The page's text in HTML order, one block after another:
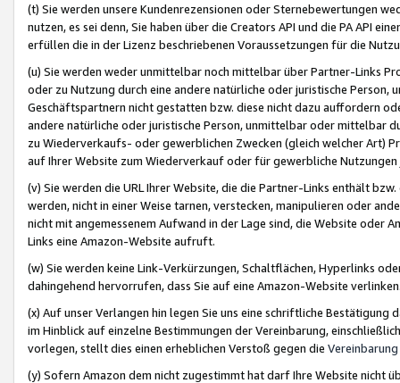
(t) Sie werden unsere Kundenrezensionen oder Sternebewertungen
nutzen, es sei denn, Sie haben über die Creators API und die PA API
erfüllen die in der Lizenz beschriebenen Voraussetzungen für die
(u) Sie werden weder unmittelbar noch mittelbar über Partner-Links
oder zu Nutzung durch eine andere natürliche oder juristische
Geschäftspartnern nicht gestatten bzw. diese nicht dazu auffordern
andere natürliche oder juristische Person, unmittelbar oder mittelbar
zu Wiederverkaufs- oder gewerblichen Zwecken (gleich welcher Art)
auf Ihrer Website zum Wiederverkauf oder für gewerbliche
(v) Sie werden die URL Ihrer Website, die die Partner-Links enthält
werden, nicht in einer Weise tarnen, verstecken, manipulieren oder
nicht mit angemessenem Aufwand in der Lage sind, die Website oder
Links eine Amazon-Website aufruft.
(w) Sie werden keine Link-Verkürzungen, Schaltflächen, Hyperlinks
dahingehend hervorrufen, dass Sie auf eine Amazon-Website
(x) Auf unser Verlangen hin legen Sie uns eine schriftliche
im Hinblick auf einzelne Bestimmungen der Vereinbarung,
vorlegen, stellt dies einen erheblichen Verstoß gegen die Vereinbarung
(y) Sofern Amazon dem nicht zugestimmt hat darf Ihre Website nicht